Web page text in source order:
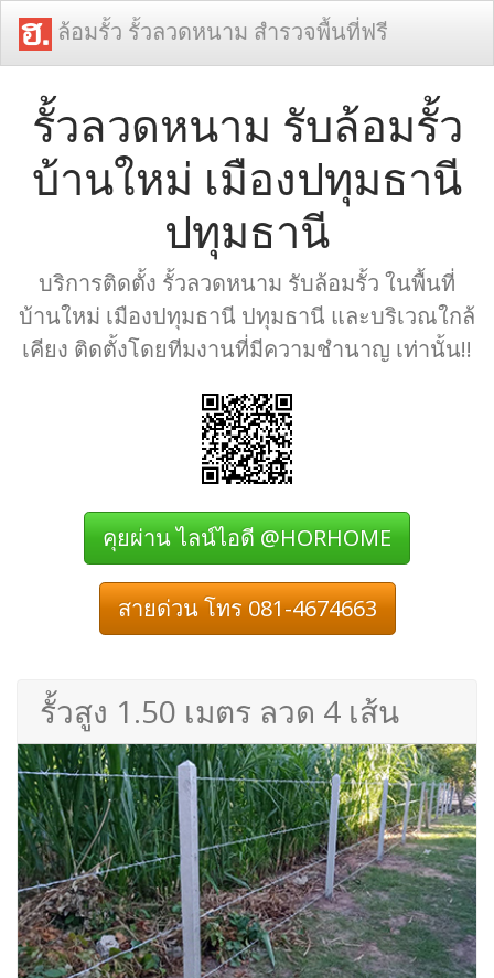
ล้อมรั้ว รั้วลวดหนาม สำรวจพื้นที่ฟรี
รั้วลวดหนาม รับล้อมรั้ว
บ้านใหม่ เมืองปทุมธานี
ปทุมธานี
บริการติดตั้ง รั้วลวดหนาม รับล้อมรั้ว ในพื้นที่
บ้านใหม่ เมืองปทุมธานี ปทุมธานี และบริเวณใกล้
เคียง ติดตั้งโดยทีมงานที่มีความชำนาญ เท่านั้น!!
คุยผ่าน ไลน์ไอดี @HORHOME
สายด่วน โทร 081-4674663
รั้วสูง 1.50 เมตร ลวด 4 เส้น